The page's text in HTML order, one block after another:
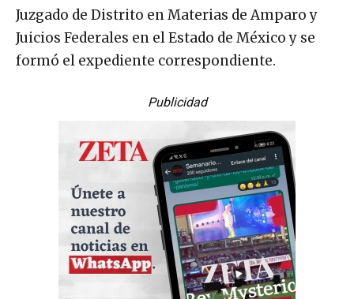
Juzgado de Distrito en Materias de Amparo y
Juicios Federales en el Estado de México y se
formó el expediente correspondiente.
Publicidad